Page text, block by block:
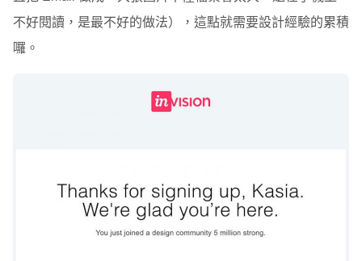
不好閱讀，是最不好的做法），這點就需要設計經驗的累積
囉。